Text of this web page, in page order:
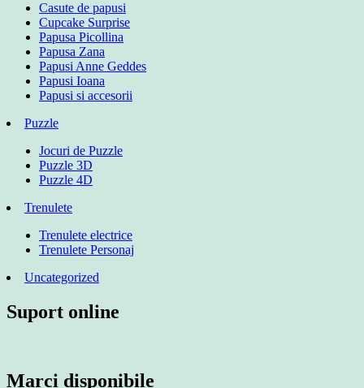
Casute de papusi
Cupcake Surprise
Papusa Picollina
Papusa Zana
Papusi Anne Geddes
Papusi Ioana
Papusi si accesorii
Puzzle
Jocuri de Puzzle
Puzzle 3D
Puzzle 4D
Trenulete
Trenulete electrice
Trenulete Personaj
Uncategorized
Suport online
Marci disponibile